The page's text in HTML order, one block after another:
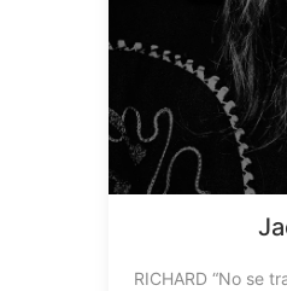
RICHARD “No se